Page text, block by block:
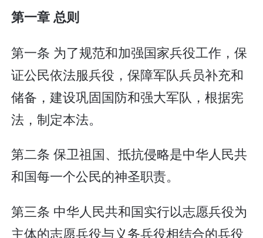
第一章 总则
第一条 为了规范和加强国家兵役工作，保
证公民依法服兵役，保障军队兵员补充和
储备，建设巩固国防和强大军队，根据宪
法，制定本法。
第二条 保卫祖国、抵抗侵略是中华人民共
和国每一个公民的神圣职责。
第三条 中华人民共和国实行以志愿兵役为
主体的志愿兵役与义务兵役相结合的兵役